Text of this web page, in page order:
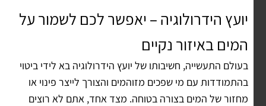
יועץ הידרולוגיה – יאפשר לכם לשמור על
המים באיזור נקיים
בעולם התעשייה, חשיבותו של יועץ הידרולוגיה בא לידי ביטוי
בהתמודדות עם מי שפכים מזוהמים והצורך לייצר פינוי או
מחזור של המים בצורה בטוחה. מצד אחד, אתם לא רוצים